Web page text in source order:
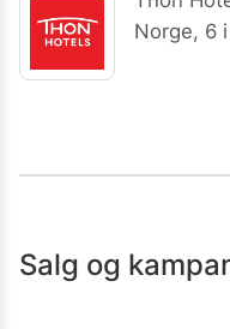
kontaktdetaljer i neste
Norge, 6
Salg og